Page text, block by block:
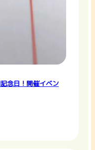
念日！開催イベン